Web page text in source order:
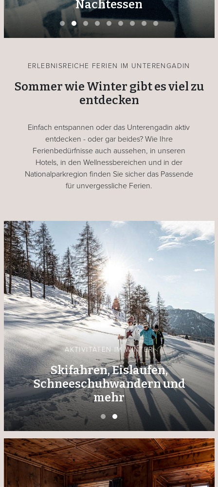
Nachtessen
ERLEBNISREICHE FERIEN IM UNTERENGADIN
Sommer wie Winter gibt es viel zu
entdecken
Einfach entspannen oder das Unterengadin aktiv
entdecken - oder gar beides? Wie Ihre
Ferienbedürfnisse auch aussehen, in unseren
Hotels, in den Wellnessbereichen und in der
Nationalparkregion finden Sie sicher das Passende
für unvergessliche Ferien.
AKTIVITÄTEN IM WINTER
Skifahren, Eislaufen,
Schneeschuhwandern und
mehr